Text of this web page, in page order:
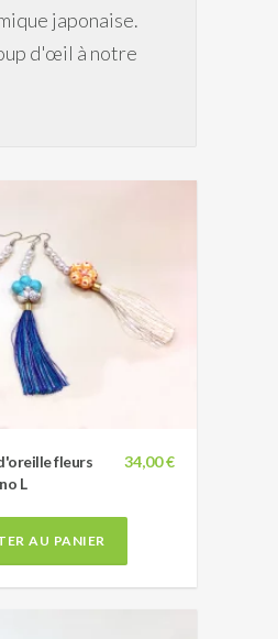
japonaise.
d'œil à notre
34,00 €
fleurs
L
AU PANIER